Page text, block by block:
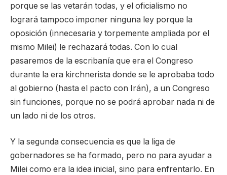
porque se las vetarán todas, y el oficialismo no
logrará tampoco imponer ninguna ley porque la
oposición (innecesaria y torpemente ampliada por el
mismo Milei) le rechazará todas. Con lo cual
pasaremos de la escribanía que era el Congreso
durante la era kirchnerista donde se le aprobaba todo
al gobierno (hasta el pacto con Irán), a un Congreso
sin funciones, porque no se podrá aprobar nada ni de
un lado ni de los otros.
Y la segunda consecuencia es que la liga de
gobernadores se ha formado, pero no para ayudar a
Milei como era la idea inicial, sino para enfrentarlo. En